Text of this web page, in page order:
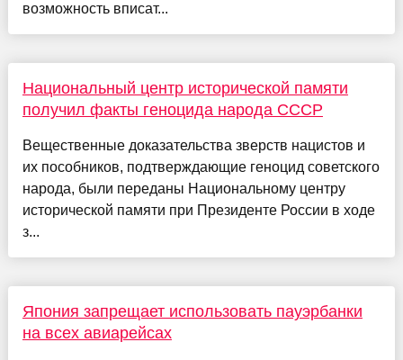
возможность вписат...
Национальный центр исторической памяти
получил факты геноцида народа СССР
Вещественные доказательства зверств нацистов и
их пособников, подтверждающие геноцид советского
народа, были переданы Национальному центру
исторической памяти при Президенте России в ходе
з...
Япония запрещает использовать пауэрбанки
на всех авиарейсах